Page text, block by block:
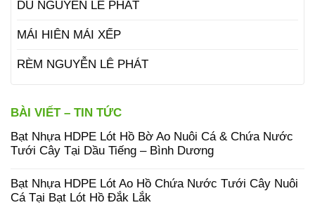
DÙ NGUYỄN LÊ PHÁT
MÁI HIÊN MÁI XẾP
RÈM NGUYỄN LÊ PHÁT
BÀI VIẾT – TIN TỨC
Bạt Nhựa HDPE Lót Hồ Bờ Ao Nuôi Cá & Chứa Nước
Tưới Cây Tại Dầu Tiếng – Bình Dương
Bạt Nhựa HDPE Lót Ao Hồ Chứa Nước Tưới Cây Nuôi
Cá Tại Bạt Lót Hồ Đắk Lắk